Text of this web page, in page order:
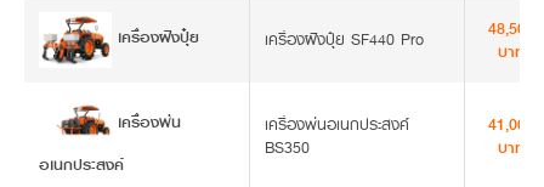
เครื่องฝังปุ๋ย เครื่องฝังปุ๋ย SF440 Pro
48,500
บาท
เครื่องพ่น
อเนกประสงค์
เครื่องพ่นอเนกประสงค์
BS350
41,000
บาท